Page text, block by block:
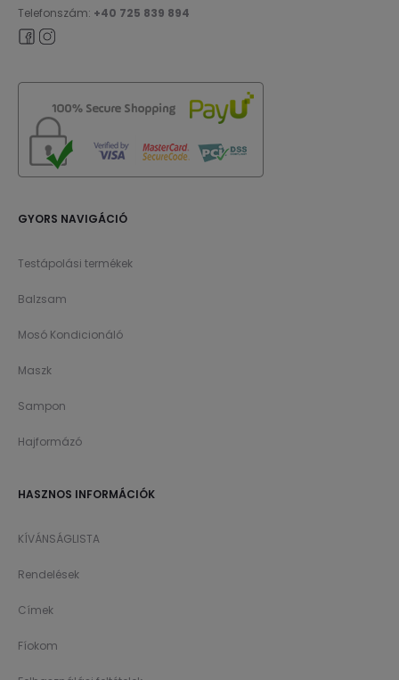
Telefonszám: +40 725 839 894
GYORS NAVIGÁCIÓ
Testápolási termékek
Balzsam
Mosó Kondicionáló
Maszk
Sampon
Hajformázó
HASZNOS INFORMÁCIÓK
KÍVÁNSÁGLISTA
Rendelések
Címek
Fíokom